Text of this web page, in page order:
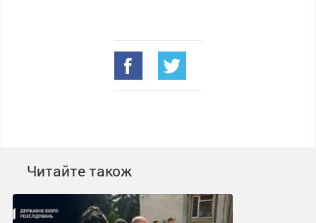
Читайте також